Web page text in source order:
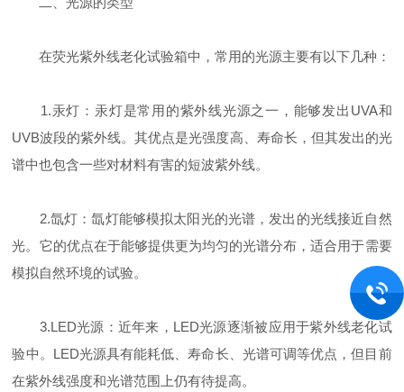
在荧光紫外线老化试验箱中，常用的光源主要有以下几种：
1.汞灯：汞灯是常用的紫外线光源之一，能够发出UVA和
UVB波段的紫外线。其优点是光强度高、寿命长，但其发出的光
谱中也包含一些对材料有害的短波紫外线。
2.氙灯：氙灯能够模拟太阳光的光谱，发出的光线接近自然
光。它的优点在于能够提供更为均匀的光谱分布，适合用于需要
模拟自然环境的试验。
3.LED光源：近年来，LED光源逐渐被应用于紫外线老化试
验中。LED光源具有能耗低、寿命长、光谱可调等优点，但目前
在紫外线强度和光谱范围上仍有待提高。